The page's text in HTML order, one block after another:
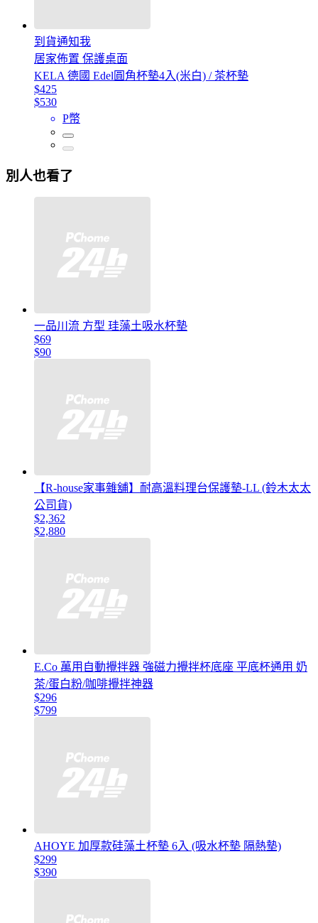
到貨通知我
居家佈置 保護桌面
KELA 德國 Edel圓角杯墊4入(米白) / 茶杯墊
$425
$530
P幣
別人也看了
一品川流 方型 珪藻土吸水杯墊
$69
$90
【R-house家事雜舖】耐高溫料理台保護墊-LL (鈴木太太
公司貨)
$2,362
$2,880
E.Co 萬用自動攪拌器 強磁力攪拌杯底座 平底杯通用 奶
茶/蛋白粉/咖啡攪拌神器
$296
$799
AHOYE 加厚款硅藻土杯墊 6入 (吸水杯墊 隔熱墊)
$299
$390